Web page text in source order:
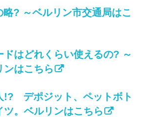
? ～ベルリン市交通局はこ
ドはどれくらい使えるの? ～
ンはこちら
!? デポジット、ペットボト
ツ。ベルリンはこちら